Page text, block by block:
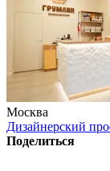
Москва
Дизайнерский
Поделиться